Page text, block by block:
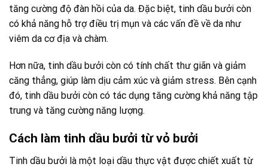
tăng cường độ đàn hồi của da. Đặc biệt, tinh dầu bưởi còn
có khả năng hỗ trợ điều trị mụn và các vấn đề về da như
viêm da cơ địa và chàm.
Hơn nữa, tinh dầu bưởi còn có tính chất thư giãn và giảm
căng thẳng, giúp làm dịu cảm xúc và giảm stress. Bên cạnh
đó, tinh dầu bưởi còn có tác dụng tăng cường khả năng tập
trung và tăng cường năng lượng.
Cách làm tinh dầu bưởi từ vỏ bưởi
Tinh dầu bưởi là một loại dầu thực vật được chiết xuất từ